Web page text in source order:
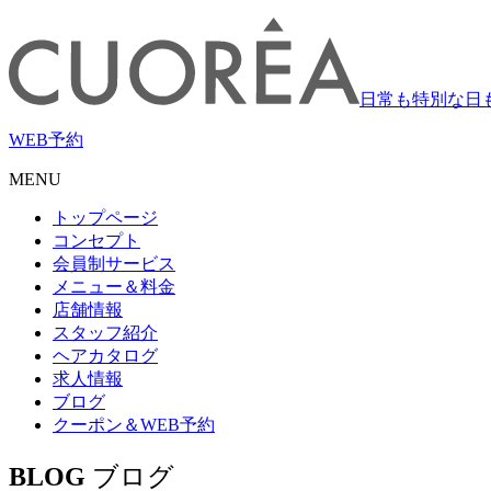
日常も特別な日
WEB予約
MENU
トップページ
コンセプト
会員制サービス
メニュー＆料金
店舗情報
スタッフ紹介
ヘアカタログ
求人情報
ブログ
クーポン＆WEB予約
BLOG ブログ